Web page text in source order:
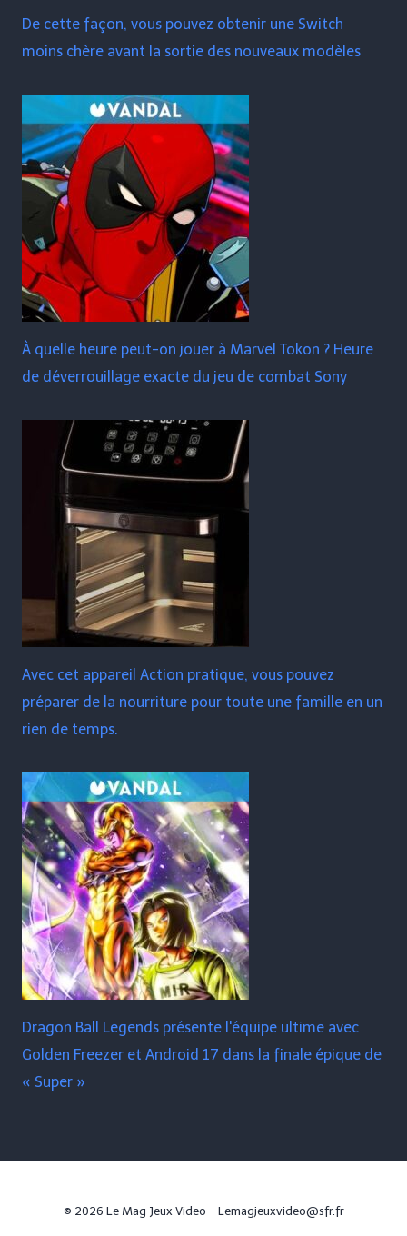
De cette façon, vous pouvez obtenir une Switch
moins chère avant la sortie des nouveaux modèles
À quelle heure peut-on jouer à Marvel Tokon ? Heure
de déverrouillage exacte du jeu de combat Sony
Avec cet appareil Action pratique, vous pouvez
préparer de la nourriture pour toute une famille en un
rien de temps.
Dragon Ball Legends présente l'équipe ultime avec
Golden Freezer et Android 17 dans la finale épique de
« Super »
© 2026 Le Mag Jeux Video - Lemagjeuxvideo@sfr.fr